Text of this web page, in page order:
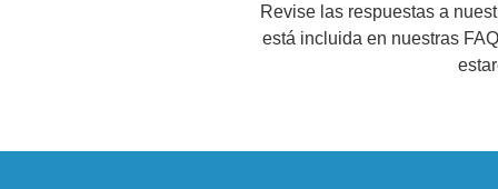
Revise las respuestas a
está incluida en nuestras